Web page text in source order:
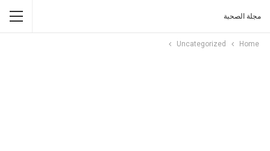
مجلة الصحبة
Home
Uncategorized